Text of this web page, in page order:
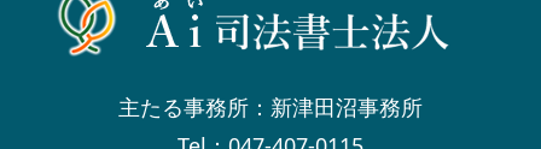
主たる事務所：新津田沼事務所